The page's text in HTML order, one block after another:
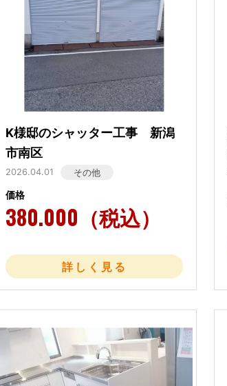
K様邸のシャッター工事 新潟
市南区
2026.04.01 その他
価格
380.000（税込）
詳しく見る